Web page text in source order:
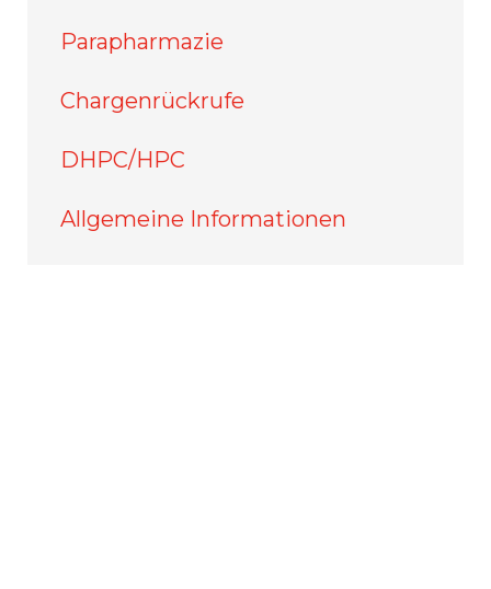
Parapharmazie
Chargenrückrufe
DHPC/HPC
Allgemeine Informationen